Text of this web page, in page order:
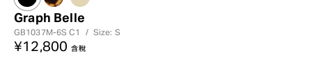
Graph Belle
GB1037M-6SC1 / Size: S
¥12,800 含稅